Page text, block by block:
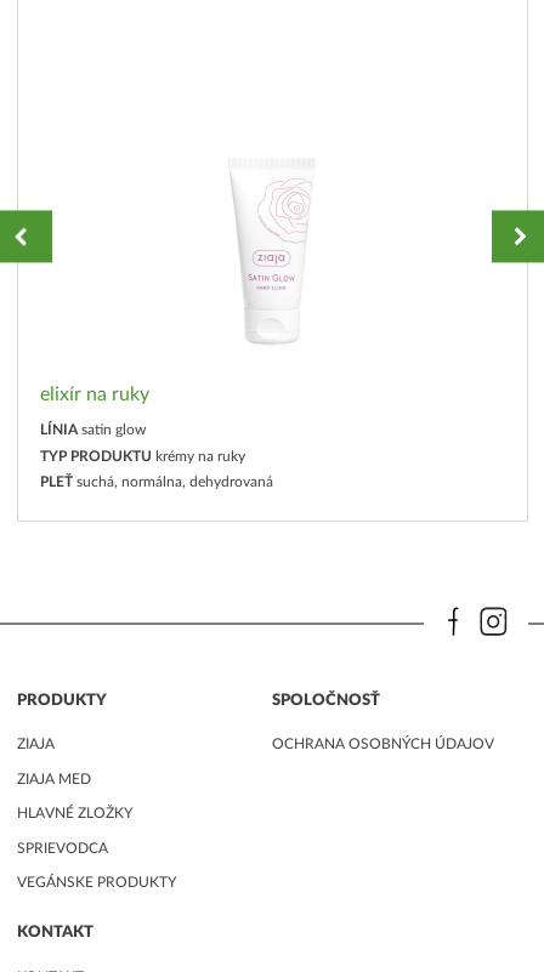
elixír na ruky
LÍNIA satin glow
TYP PRODUKTU krémy na ruky
PLEŤ suchá, normálna, dehydrovaná
PRODUKTY
ZIAJA
ZIAJA MED
HLAVNÉ ZLOŽKY
SPRIEVODCA
VEGÁNSKE PRODUKTY
SPOLOČNOSŤ
OCHRANA OSOBNÝCH ÚDAJOV
KONTAKT